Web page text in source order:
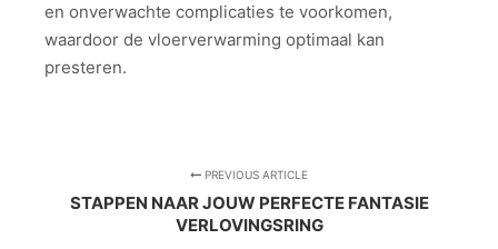
en onverwachte complicaties te voorkomen,
waardoor de vloerverwarming optimaal kan
presteren.
PREVIOUS ARTICLE
STAPPEN NAAR JOUW PERFECTE FANTASIE
VERLOVINGSRING